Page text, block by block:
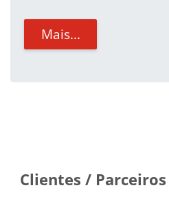
Mais...
Clientes / Parceiros